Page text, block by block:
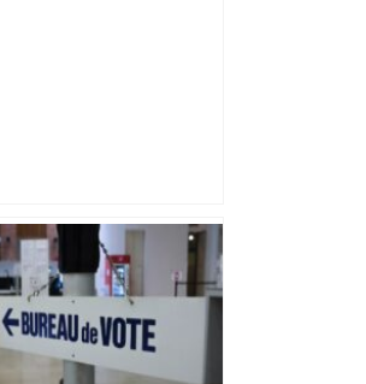
plus fortes
circuit" : Toulouse
du poker amateur –